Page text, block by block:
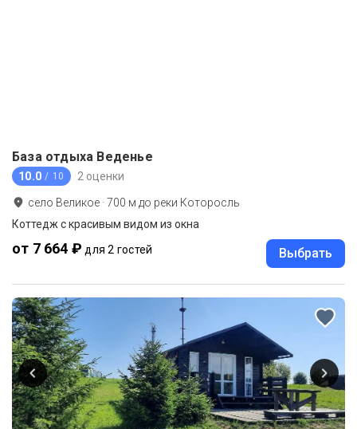
База отдыха Веденье
10.0 / 10 2 оценки
село Великое ·700 м до реки Которосль
Коттедж с красивым видом из окна
от 7 664 ₽ для 2 гостей Выбрать